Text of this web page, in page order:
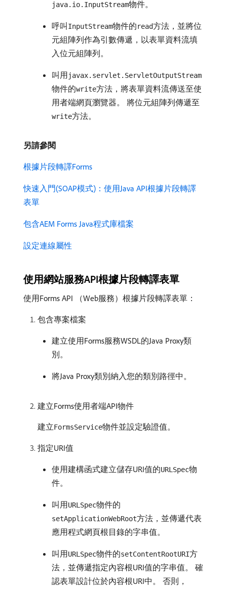
java.io.InputStream物件。
呼叫 InputStream物件的read方法，並將位
元組陣列作為引數傳遞，以表單資料流填
入位元組陣列。
叫用javax.servlet.ServletOutputStream
物件的write方法，將表單資料流傳送至使
用者端網頁瀏覽器。 將位元組陣列傳遞至
write方法。
另請參閱
根據片段轉譯Forms
快速入門(SOAP模式)：使用Java API根據片段轉譯
表單
包含AEM Forms Java程式庫檔案
設定連線屬性
使用網站服務API根據片段轉譯表單
使用Forms API （Web服務）根據片段轉譯表單：
包含專案檔案
建立使用Forms服務WSDL的Java Proxy類
別。
將Java Proxy類別納入您的類別路徑中。
建立Forms使用者端API物件
建立FormsService物件並設定驗證值。
指定URI值
使用建構函式建立儲存URI值的URLSpec物
件。
叫用URLSpec物件的
setApplicationWebRoot方法，並傳遞代表
應用程式網頁根目錄的字串值。
叫用URLSpec物件的setContentRootURI方
法，並傳遞指定內容根URI值的字串值。 確
認表單設計位於內容根URI中。 否則，